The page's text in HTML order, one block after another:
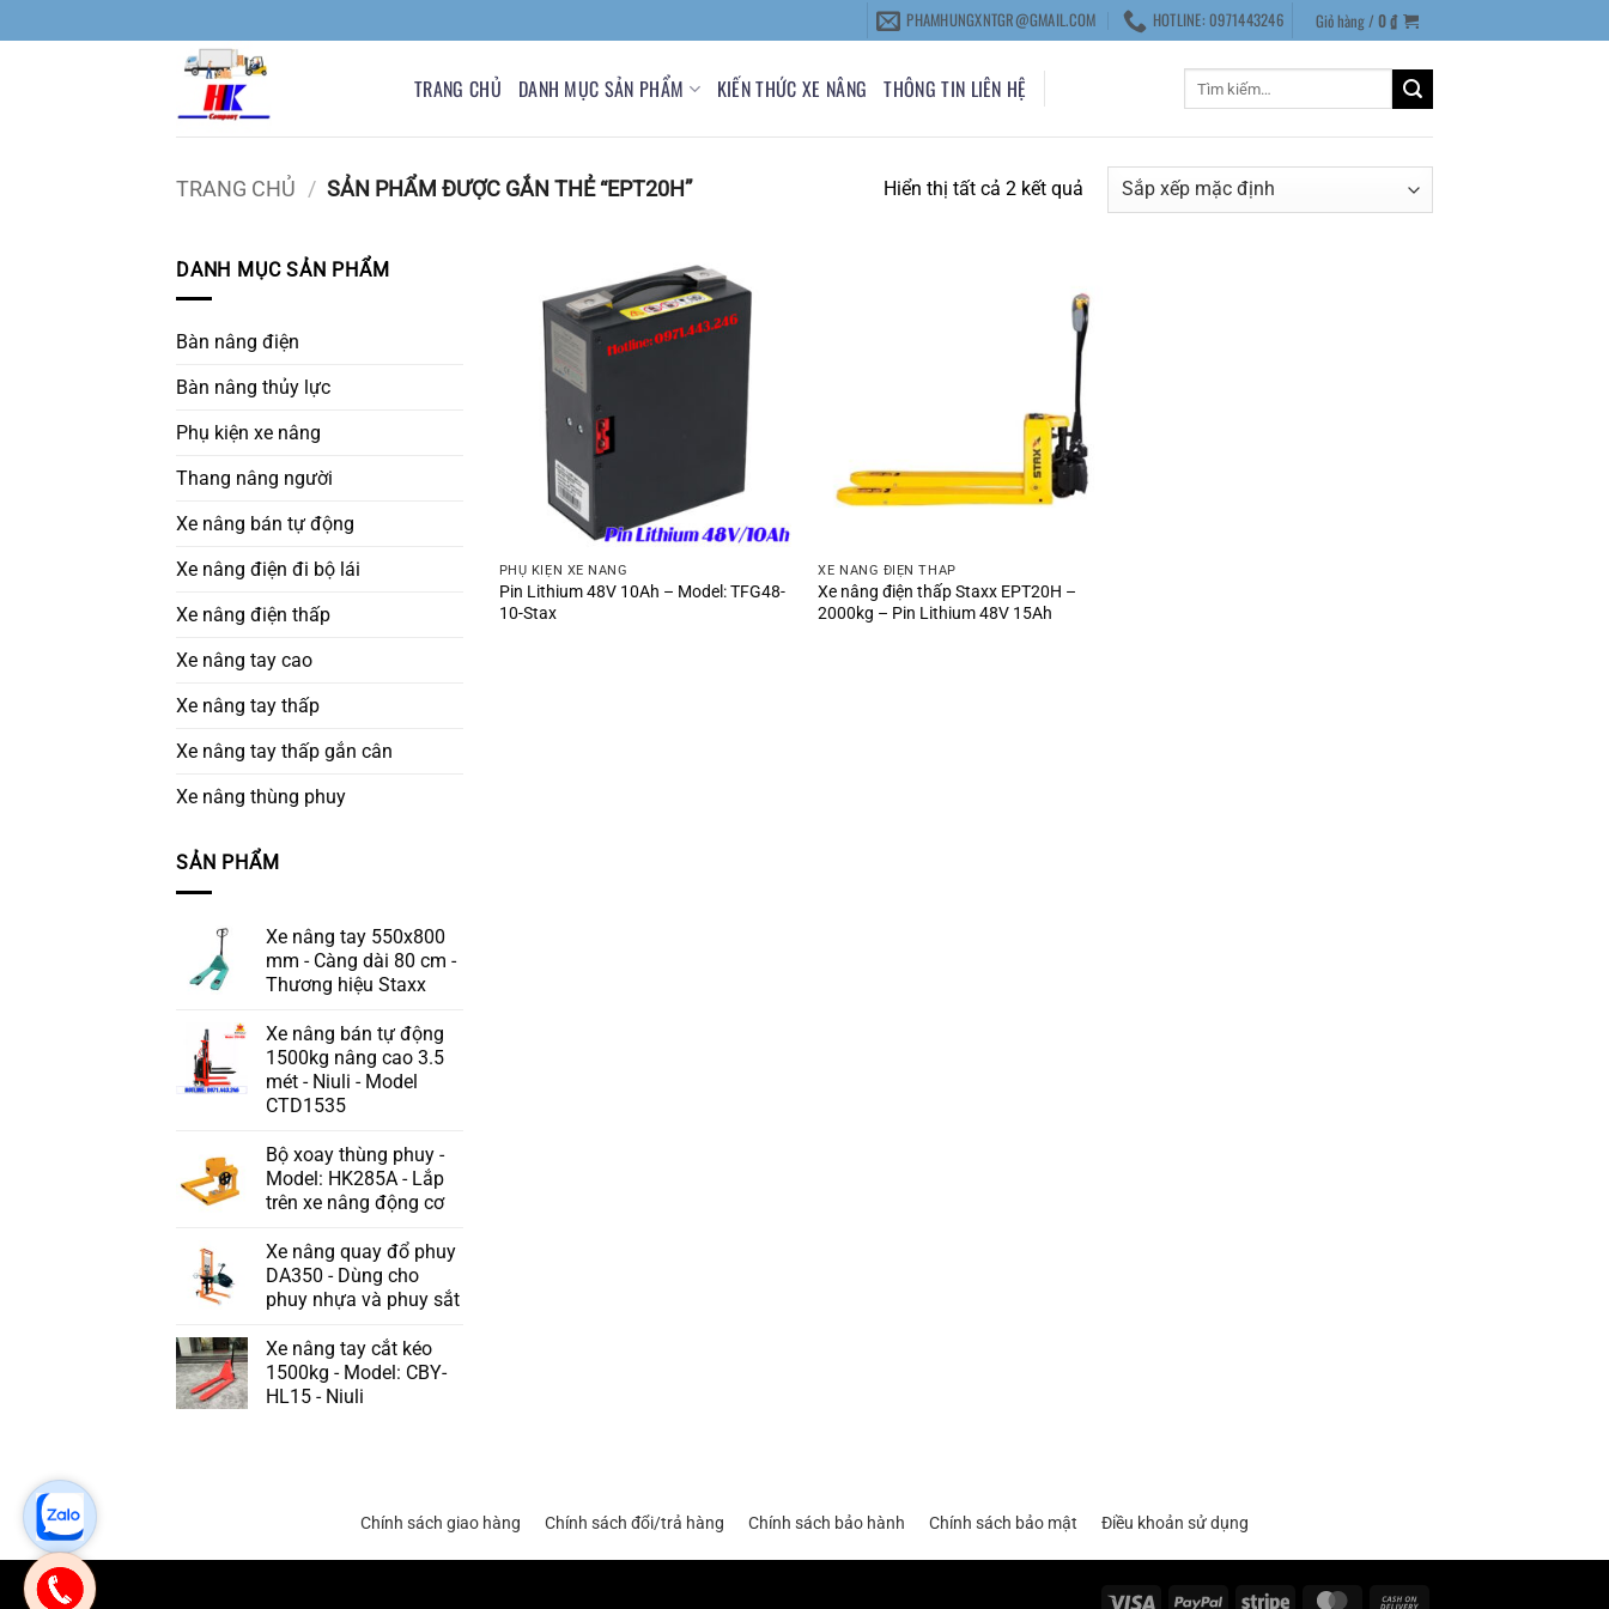
qua
PHAMHUNGXNTGR@GMAIL.COM HOTLINE: 0971443246 Giỏ hàng /0₫
TRANG CHỦ DANH MỤC SẢN PHẨM KIẾN THỨC XE NÂNG THÔNG TIN LIÊN HỆ
TRANG CHỦ / SẢN PHẨM ĐƯỢC GẮN THẺ “EPT20H” Hiển thị tất cả 2 kết quả
DANH MỤC SẢN PHẨM
Bàn nâng điện
Bàn nâng thủy lực
Phụ kiện xe nâng
Thang nâng người
Xe nâng bán tự động
Xe nâng điện đi bộ lái
Xe nâng điện thấp
Xe nâng tay cao
Xe nâng tay thấp
Xe nâng tay thấp gắn cân
Xe nâng thùng phuy
SẢN PHẨM
Xe nâng tay 550x800
mm - Càng dài 80 cm -
Thương hiệu Staxx
Xe nâng bán tự động
1500kg nâng cao 3.5
mét - Niuli - Model
CTD1535
Bộ xoay thùng phuy -
Model: HK285A - Lắp
trên xe nâng động cơ
Xe nâng quay đổ phuy
DA350 - Dùng cho
phuy nhựa và phuy sắt
Xe nâng tay cắt kéo
1500kg - Model: CBY-
HL15 - Niuli
PHỤ KIỆN XE NÂNG
Pin Lithium 48V 10Ah – Model: TFG48-
10-Stax
XE NÂNG ĐIỆN THẤP
Xe nâng điện thấp Staxx EPT20H –
2000kg – Pin Lithium 48V 15Ah
Chính sách giao hàng Chính sách đổi/trả hàng Chính sách bảo hành Chính sách bảo mật Điều khoản sử dụng
Visa PayPal Stripe MasterCard